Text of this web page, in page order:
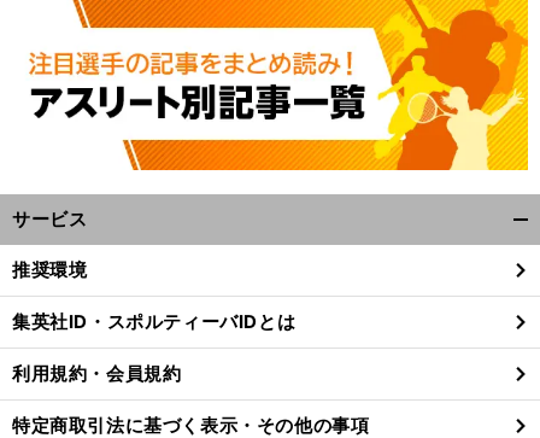
「
将
」
サービス
閉
る
推奨環境
集英社ID・スポルティーバIDとは
利用規約・会員規約
特定商取引法に基づく表示・その他の事項